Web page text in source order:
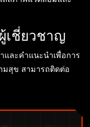
เชี่ยวชาญ
และคำแนะนำเพื่อการ
มสุข สามารถติดต่อ